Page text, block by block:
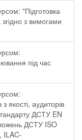
"Підготовка
з вимогами
під час
якості, аудиторів
ДСТУ EN
ДСТУ ISO
ILAC-